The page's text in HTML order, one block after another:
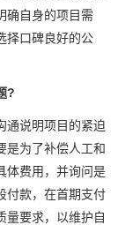
确自身的项目需
择口碑良好的公
?
通说明项目的紧迫
是为了补偿人工和
体费用，并询问是
付款，在首期支付
量要求，以维护自